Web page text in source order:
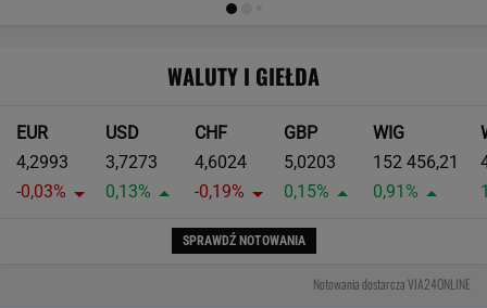
WALUTY I GIEŁDA
EUR
4,2993
-0,03%
USD
3,7273
0,13%
CHF
4,6024
-0,19%
GBP
5,0203
0,15%
WIG
152 456,21
0,91%
SPRAWDŹ NOTOWANIA
Notowania dostarcza VIA24ONLINE